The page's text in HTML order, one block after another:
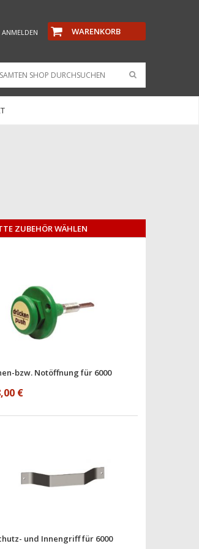
WARENKORB
ANMELDEN
ZUBEHÖR WÄHLEN
bzw. Notöffnung für 6000
€
und Innengriff für 6000